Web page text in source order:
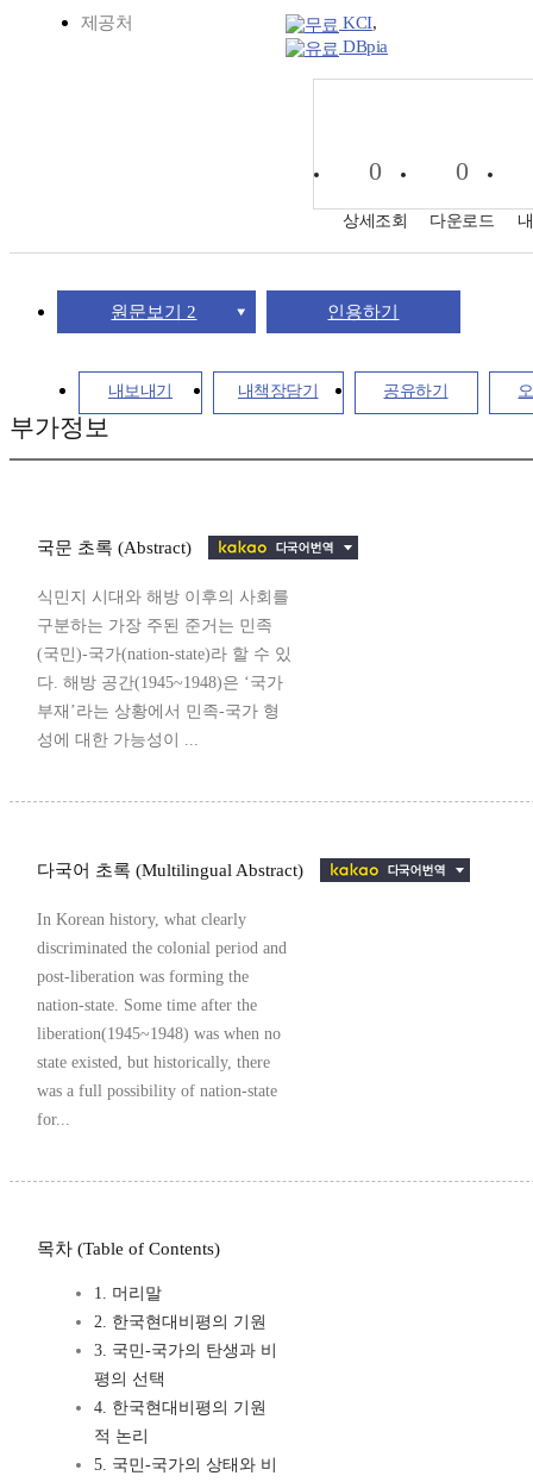
제공처 KCI,
DBpia
0
상세조회
0
다운로드
원문보기 2 인용하기
내보내기 내책장담기 공유하기
부가정보
국문 초록 (Abstract)
식민지 시대와 해방 이후의 사회를
구분하는 가장 주된 준거는 민족
(국민)-국가(nation-state)라 할 수 있
다. 해방 공간(1945~1948)은 ‘국가
부재’라는 상황에서 민족-국가 형
성에 대한 가능성이 ...
다국어 초록 (Multilingual Abstract)
In Korean history, what clearly
discriminated the colonial period and
post-liberation was forming the
nation-state. Some time after the
liberation(1945~1948) was when no
state existed, but historically, there
was a full possibility of nation-state
for...
목차 (Table of Contents)
1. 머리말
2. 한국현대비평의 기원
3. 국민-국가의 탄생과 비
평의 선택
4. 한국현대비평의 기원
적 논리
5. 국민-국가의 상태와 비